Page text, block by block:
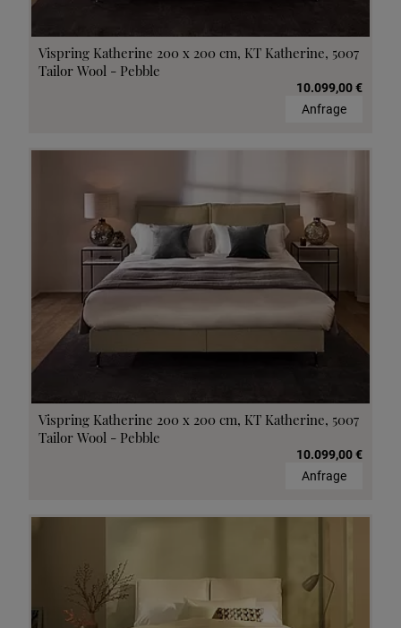
Vispring Katherine 200 x 200 cm, KT Katherine, 5007
Tailor Wool - Pebble
10.099,00 €
Anfrage
Vispring Katherine 200 x 200 cm, KT Katherine, 5007
Tailor Wool - Pebble
10.099,00 €
Anfrage